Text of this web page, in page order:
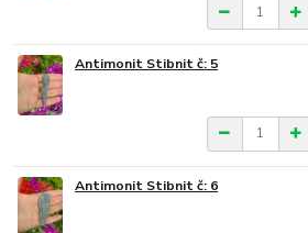
Antimonit Stibnit č: 5
Antimonit Stibnit č: 6